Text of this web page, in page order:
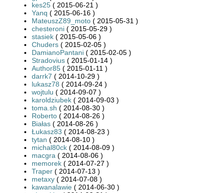
kes25 ( 2015-06-21 )
Yanq ( 2015-06-16 )
MateuszZ89_moto ( 2015-05-31 )
chesteroni ( 2015-05-29 )
stasiek ( 2015-05-06 )
Chuders ( 2015-02-05 )
DamianoPantani ( 2015-02-05 )
Stradovius ( 2015-01-14 )
Author85 ( 2015-01-11 )
darrk7 ( 2014-10-29 )
lukasz78 ( 2014-09-24 )
wojtulu ( 2014-09-07 )
karoldziubek ( 2014-09-03 )
toma.sh ( 2014-08-30 )
Roberto ( 2014-08-26 )
Białas ( 2014-08-26 )
Łukasz83 ( 2014-08-23 )
tytan ( 2014-08-10 )
michal80ck ( 2014-08-09 )
macgra ( 2014-08-06 )
memorek ( 2014-07-27 )
Traper ( 2014-07-13 )
metaxy ( 2014-07-08 )
kawanalawie ( 2014-06-30 )